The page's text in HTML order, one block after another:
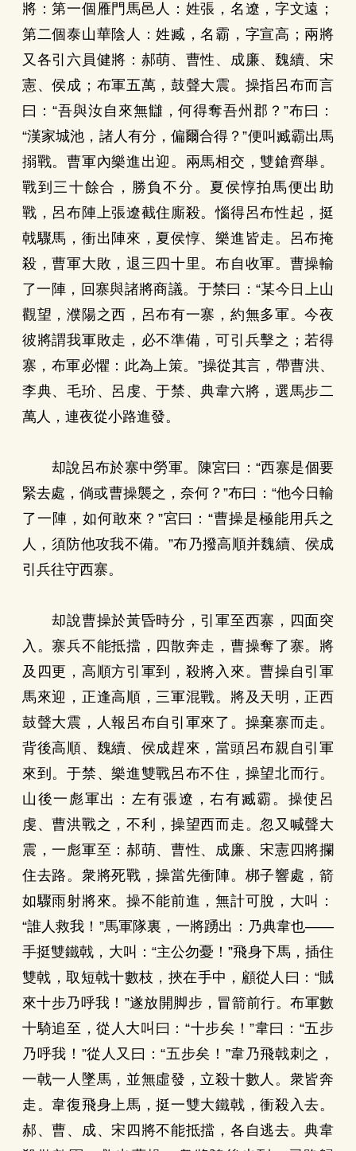
將：第一個雁門馬邑人：姓張，名遼，字文遠；
第二個泰山華陰人：姓臧，名霸，字宣高；兩將
又各引六員健將：郝萌、曹性、成廉、魏續、宋
憲、侯成；布軍五萬，鼓聲大震。操指呂布而言
曰：“吾與汝自來無讎，何得奪吾州郡？”布曰：
“漢家城池，諸人有分，偏爾合得？”便叫臧霸出馬
搦戰。曹軍內樂進出迎。兩馬相交，雙鎗齊舉。
戰到三十餘合，勝負不分。夏侯惇拍馬便出助
戰，呂布陣上張遼截住廝殺。惱得呂布性起，挺
戟驟馬，衝出陣來，夏侯惇、樂進皆走。呂布掩
殺，曹軍大敗，退三四十里。布自收軍。曹操輸
了一陣，回寨與諸將商議。于禁曰：“某今日上山
觀望，濮陽之西，呂布有一寨，約無多軍。今夜
彼將謂我軍敗走，必不準備，可引兵擊之；若得
寨，布軍必懼：此為上策。”操從其言，帶曹洪、
李典、毛玠、呂虔、于禁、典韋六將，選馬步二
萬人，連夜從小路進發。
却說呂布於寨中勞軍。陳宮曰：“西寨是個要
緊去處，倘或曹操襲之，奈何？”布曰：“他今日輸
了一陣，如何敢來？”宮曰：“曹操是極能用兵之
人，須防他攻我不備。”布乃撥高順并魏續、侯成
引兵往守西寨。
却說曹操於黃昏時分，引軍至西寨，四面突
入。寨兵不能抵擋，四散奔走，曹操奪了寨。將
及四更，高順方引軍到，殺將入來。曹操自引軍
馬來迎，正逢高順，三軍混戰。將及天明，正西
鼓聲大震，人報呂布自引軍來了。操棄寨而走。
背後高順、魏續、侯成趕來，當頭呂布親自引軍
來到。于禁、樂進雙戰呂布不住，操望北而行。
山後一彪軍出：左有張遼，右有臧霸。操使呂
虔、曹洪戰之，不利，操望西而走。忽又喊聲大
震，一彪軍至：郝萌、曹性、成廉、宋憲四將攔
住去路。衆將死戰，操當先衝陣。梆子響處，箭
如驟雨射將來。操不能前進，無計可脫，大叫：
“誰人救我！”馬軍隊裏，一將踴出：乃典韋也——
手挺雙鐵戟，大叫：“主公勿憂！”飛身下馬，插住
雙戟，取短戟十數枝，挾在手中，顧從人曰：“賊
來十步乃呼我！”遂放開脚步，冒箭前行。布軍數
十騎追至，從人大叫曰：“十步矣！”韋曰：“五步
乃呼我！”從人又曰：“五步矣！”韋乃飛戟刺之，
一戟一人墜馬，並無虛發，立殺十數人。衆皆奔
走。韋復飛身上馬，挺一雙大鐵戟，衝殺入去。
郝、曹、成、宋四將不能抵擋，各自逃去。典韋